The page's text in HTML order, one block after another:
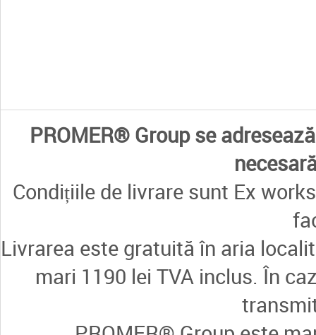
PROMER® Group se
Condițiile de livrare sunt Ex
Livrarea este gratuită în aria
mari 1190 lei TVA inclus. În